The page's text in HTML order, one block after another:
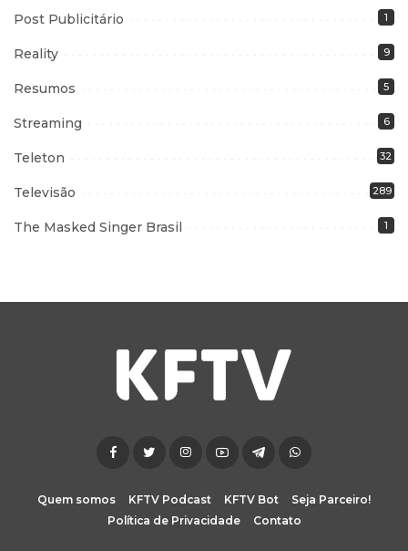
Post Publicitário 1
Reality 9
Resumos 5
Streaming 6
Teleton 32
Televisão 289
The Masked Singer Brasil 1
Quem somos KFTV Podcast KFTV Bot
Seja Parceiro!
Política de Privacidade
Contato